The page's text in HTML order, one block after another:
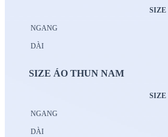
SIZE
NGANG
DÀI
SIZE ÁO THUN NAM
SIZE
NGANG
DÀI